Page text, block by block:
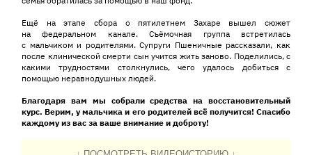
Ещё на этапе сбора о пятилетнем Захаре вышел сюжет
на федеральном канале. Съёмочная группа встретилась
с мальчиком и родителями. Супруги Пшеничные рассказали, как
после клинической смерти сын учится жить заново. Поделились, с
какими трудностями столкнулись, чего удалось добиться с
помощью неравнодушных людей.
Благодаря вам мы собрали средства на восстановительный
курс. Верим, у мальчика и его родителей всё получится! Спасибо
каждому из вас за ваше внимание и доброту!